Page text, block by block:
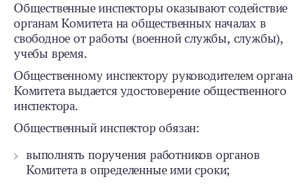
Общественные инспекторы оказывают содействие
органам Комитета на общественных началах в
свободное от работы (военной службы, службы),
учебы время.
Общественному инспектору руководителем органа
Комитета выдается удостоверение общественного
инспектора.
Общественный инспектор обязан:
выполнять поручения работников органов
Комитета в определенные ими сроки;